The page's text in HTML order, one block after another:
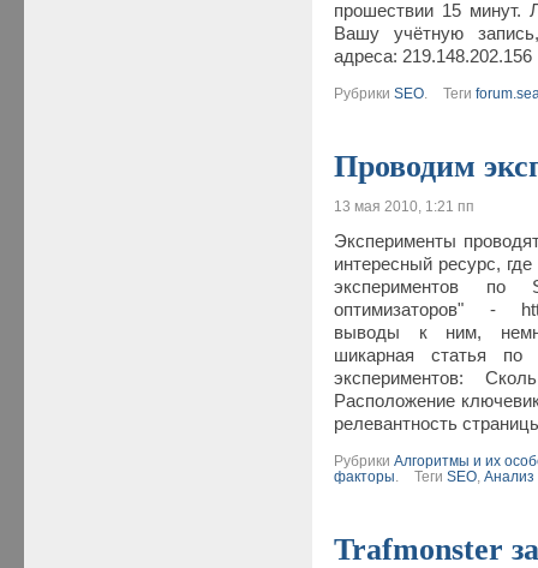
прошествии 15 минут.
Вашу учётную
адреса:
Рубрики SEO Теги
Проводим
13 мая 2010, 1:21 пп
Эксперименты
интересный ресурс,
экспериментов по
оптимизаторов" -
выводы к ним,
шикарная статья по
экспериментов:
Расположение
релевантность
Рубрики Алгоритмы и их
факторы
Теги SEO Анализ
Trafmonster